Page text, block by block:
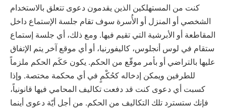
كنت من المستهلكين الذين يقدمون دعوى تتعلق بالاستخدام
الشخصي أو المنزل أو الأُسرة سوف تقام جلسة الإستماع داخل
المقاطعة أو الأبرشية التي تقيم فيها. ومع ذلك، أي جلسة إستماع
ستقام في لوس أنجلوس، كاليفورنيا، أو أي موقع آخر يتم الإتفاق
عليها بالتراضي أو بأمر موقّع من الحكم. يكون حَكَم الحكم ملزماً
للطرفين ويمكن إدخاله كحُكْمٍ في أي محكمة مختصة. وإذا
كسبت أي دعوى كنت قد دفعت تكاليف المحامي فيها قانونياً،
فإنك ستسترد تلك التكاليف من الحكم. من أجل أيّة دعوى أينما